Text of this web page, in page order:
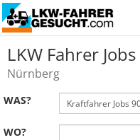
LKW Fahrer Jobs
Nürnberg
WAS?
WO?